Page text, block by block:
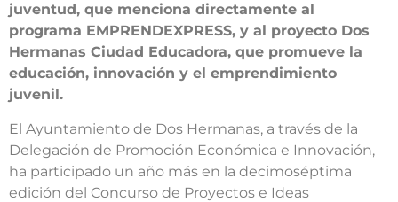
juventud, que menciona directamente al
programa EMPRENDEXPRESS, y al proyecto Dos
Hermanas Ciudad Educadora, que promueve la
educación, innovación y el emprendimiento
juvenil.
El Ayuntamiento de Dos Hermanas, a través de la
Delegación de Promoción Económica e Innovación,
ha participado un año más en la decimoséptima
edición del Concurso de Proyectos e Ideas